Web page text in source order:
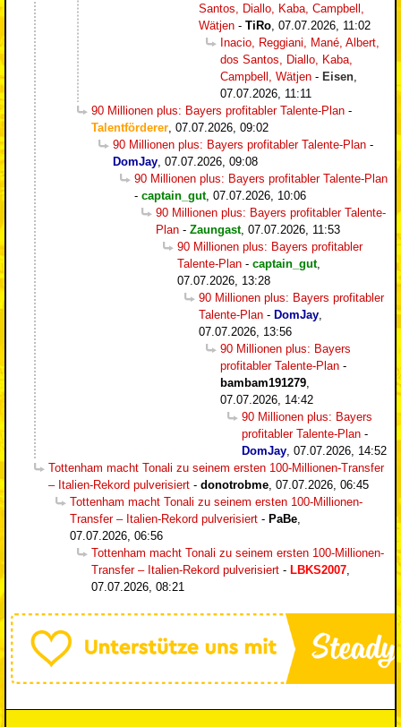
Santos, Diallo, Kaba, Campbell,
Wätjen - TiRo 07.07.2026, 11:02
Inacio, Reggiani, Mané, Albert,
dos Santos, Diallo, Kaba,
Campbell, Wätjen - Eisen
07.07.2026, 11:11
90 Millionen plus: Bayers profitabler Talente-Plan -
Talentförderer 07.07.2026, 09:02
90 Millionen plus: Bayers profitabler Talente-Plan -
DomJay 07.07.2026, 09:08
90 Millionen plus: Bayers profitabler Talente-Plan
- captain_gut, 07.07.2026, 10:06
90 Millionen plus: Bayers profitabler Talente-
Plan - Zaungast, 07.07.2026, 11:53
90 Millionen plus: Bayers profitabler
Talente-Plan - captain_gut,
07.07.2026, 13:28
90 Millionen plus: Bayers profitabler
Talente-Plan - DomJay
07.07.2026, 13:56
90 Millionen plus: Bayers
profitabler Talente-Plan -
bambam191279
07.07.2026, 14:42
90 Millionen plus: Bayers
profitabler Talente-Plan -
DomJay 07.07.2026, 14:52
Tottenham macht Tonali zu seinem ersten 100-Millionen-Transfer
– Italien-Rekord pulverisiert - donotrobme 07.07.2026, 06:45
Tottenham macht Tonali zu seinem ersten 100-Millionen-
Transfer – Italien-Rekord pulverisiert - PaBe
07.07.2026, 06:56
Tottenham macht Tonali zu seinem ersten 100-Millionen-
Transfer – Italien-Rekord pulverisiert - LBKS2007
07.07.2026, 08:21